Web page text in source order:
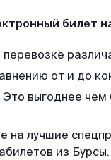
билет
от и до
выгоднее
на лучшие
из Бурсы.